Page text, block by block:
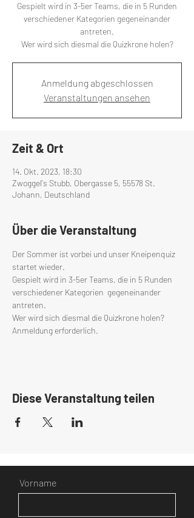
Gespielt wird in 3-5er Teams, die in 5 Runden
verschiedener Kategorien gegeneinander
antreten.
Wer wird sich diesmal die Quizkrone holen?
Anmeldung abgeschlossen
Veranstaltungen ansehen
Zeit & Ort
14. Okt. 2023, 18:30
Zwoggel's Stubb, Obergasse 5, 55578 St.
Johann, Deutschland
Über die Veranstaltung
Der Sommer ist vorbei und unser Kneipenquiz
startet wieder.
Gespielt wird in 3-5er Teams, die in 5 Runden
verschiedener Kategorien  gegeneinander
antreten.
Wer wird sich diesmal die Quizkrone holen?
Anmeldung erforderlich.
Diese Veranstaltung teilen
Vorname